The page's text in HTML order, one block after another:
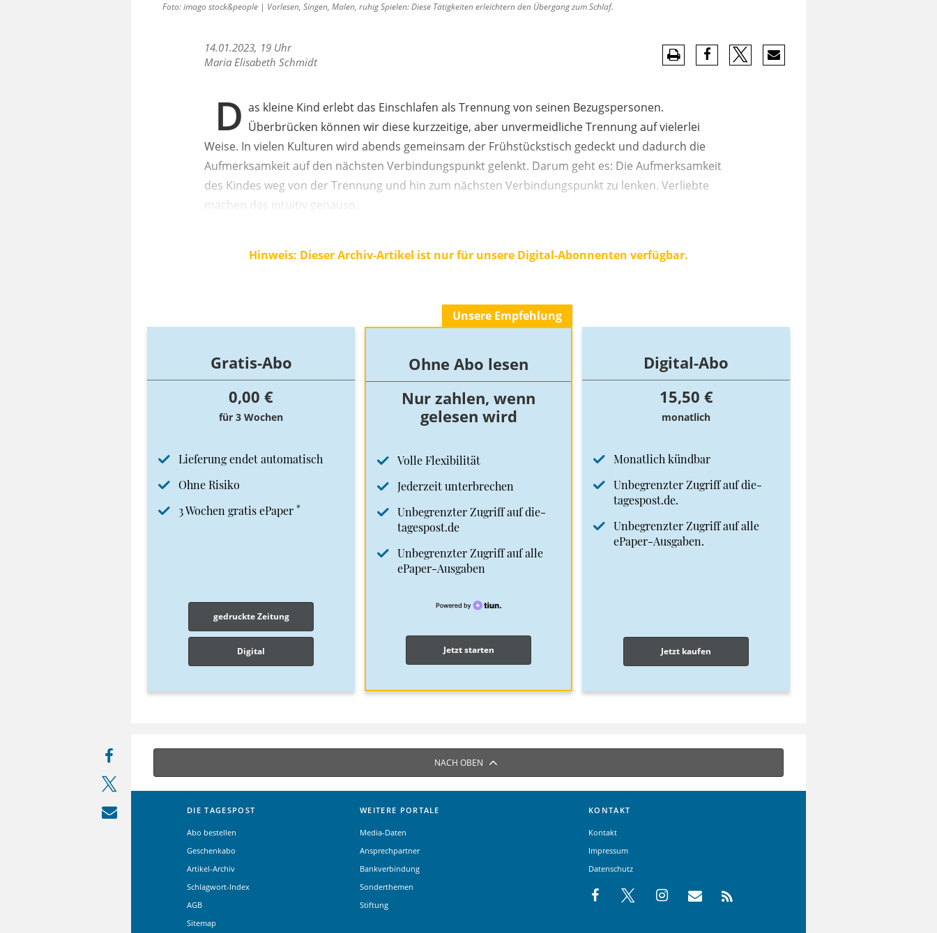
Foto: imago stock&people | Vorlesen, Singen, Malen, ruhig Spielen: Diese Tätigkeiten erleichtern den Übergang zum Schlaf.
14.01.2023, 19 Uhr
Maria Elisabeth Schmidt
D as kleine Kind erlebt das Einschlafen als Trennung von seinen Bezugspersonen.
Überbrücken können wir diese kurzzeitige, aber unvermeidliche Trennung auf vielerlei
Weise. In vielen Kulturen wird abends gemeinsam der Frühstückstisch gedeckt und dadurch die
Aufmerksamkeit auf den nächsten Verbindungspunkt gelenkt. Darum geht es: Die Aufmerksamkeit
des Kindes weg von der Trennung und hin zum nächsten Verbindungspunkt zu lenken. Verliebte
machen das intuitiv genauso.
Hinweis: Dieser Archiv-Artikel ist nur für unsere Digital-Abonnenten verfügbar.
Gratis-Abo
0,00 €
für 3 Wochen
Lieferung endet automatisch
Ohne Risiko
3 Wochen gratis ePaper *
gedruckte Zeitung
Digital
Unsere Empfehlung
Ohne Abo lesen
Nur zahlen, wenn
gelesen wird
Volle Flexibilität
Jederzeit unterbrechen
Unbegrenzter Zugriff auf die-
tagespost.de
Unbegrenzter Zugriff auf alle
ePaper-Ausgaben
Jetzt starten
Digital-Abo
15,50 €
monatlich
Monatlich kündbar
Unbegrenzter Zugriff auf die-
tagespost.de.
Unbegrenzter Zugriff auf alle
ePaper-Ausgaben.
Jetzt kaufen
NACH OBEN
DIE TAGESPOST
Abo bestellen
Geschenkabo
Artikel-Archiv
Schlagwort-Index
AGB
Sitemap
WEITERE PORTALE
Media-Daten
Ansprechpartner
Bankverbindung
Sonderthemen
Stiftung
KONTAKT
Kontakt
Impressum
Datenschutz